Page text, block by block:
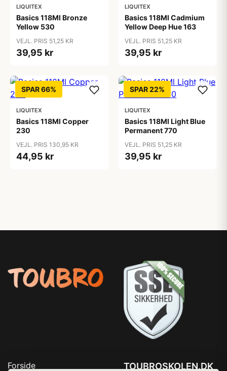
LIQUITEX
Basics 118Ml Bronze
Yellow 530
VEJL. PRIS 51,25 KR
39,95 kr
LIQUITEX
Basics 118Ml Cadmium
Yellow Deep Hue 163
VEJL. PRIS 51,25 KR
39,95 kr
SPAR 66%
LIQUITEX
Basics 118Ml Copper
230
VEJL. PRIS 130,95 KR
44,95 kr
SPAR 22%
LIQUITEX
Basics 118Ml Light Blue
Permanent 770
VEJL. PRIS 51,25 KR
39,95 kr
Forside TOUBROSKOLEN.DK